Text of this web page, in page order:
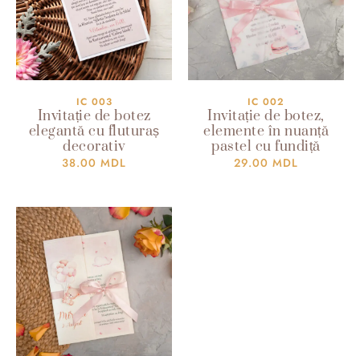
IC 003
Invitație de botez
elegantă cu fluturaș
decorativ
38.00 MDL
IC 002
Invitație de botez,
elemente în nuanță
pastel cu fundiță
29.00 MDL